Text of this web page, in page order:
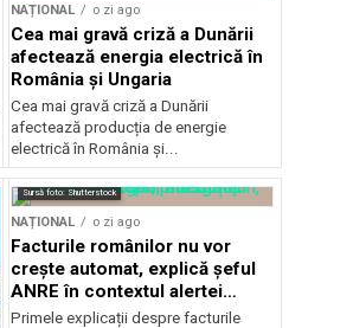
NAȚIONAL o zi ago
Cea mai gravă criză a Dunării
afectează energia electrică în
România și Ungaria
Cea mai gravă criză a Dunării
afectează producția de energie
electrică în România și...
Sursă foto: Shutterstock
NAȚIONAL o zi ago
Facturile românilor nu vor
crește automat, explică șeful
ANRE în contextul alertei
energetice
Primele explicații despre facturile